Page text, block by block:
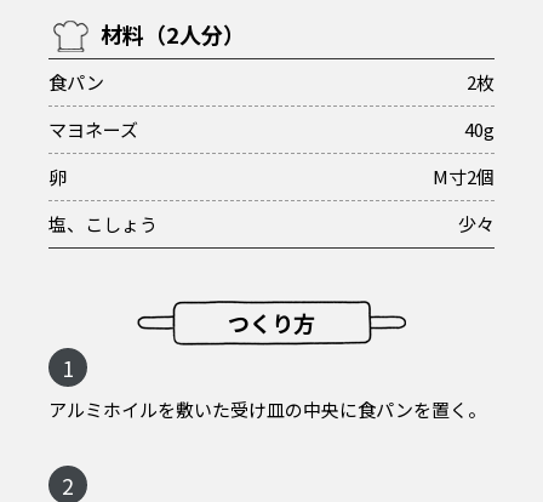
材料（2人分）
食パン
2枚
マヨネーズ
40g
卵
M寸2個
塩、こしょう
少々
つくり方
1
アルミホイルを敷いた受け皿の中央に食パンを置く。
2